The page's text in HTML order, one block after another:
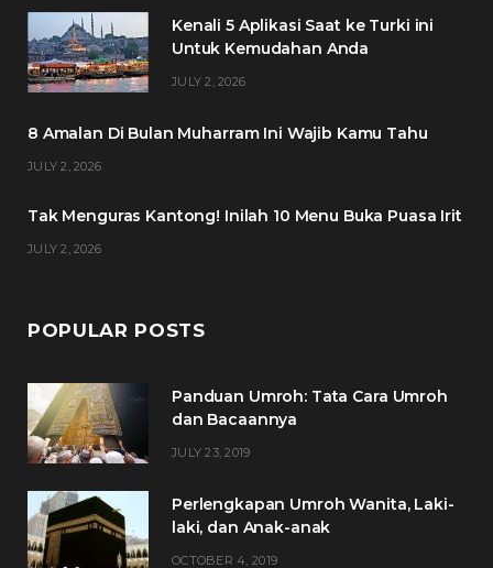
b
t
a
e
Kenali 5 Aplikasi Saat ke Turki ini
Untuk Kemudahan Anda
JULY 2, 2026
8 Amalan Di Bulan Muharram Ini Wajib Kamu Tahu
JULY 2, 2026
Tak Menguras Kantong! Inilah 10 Menu Buka Puasa Irit
JULY 2, 2026
POPULAR POSTS
Panduan Umroh: Tata Cara Umroh
dan Bacaannya
JULY 23, 2019
Perlengkapan Umroh Wanita, Laki-
laki, dan Anak-anak
OCTOBER 4, 2019